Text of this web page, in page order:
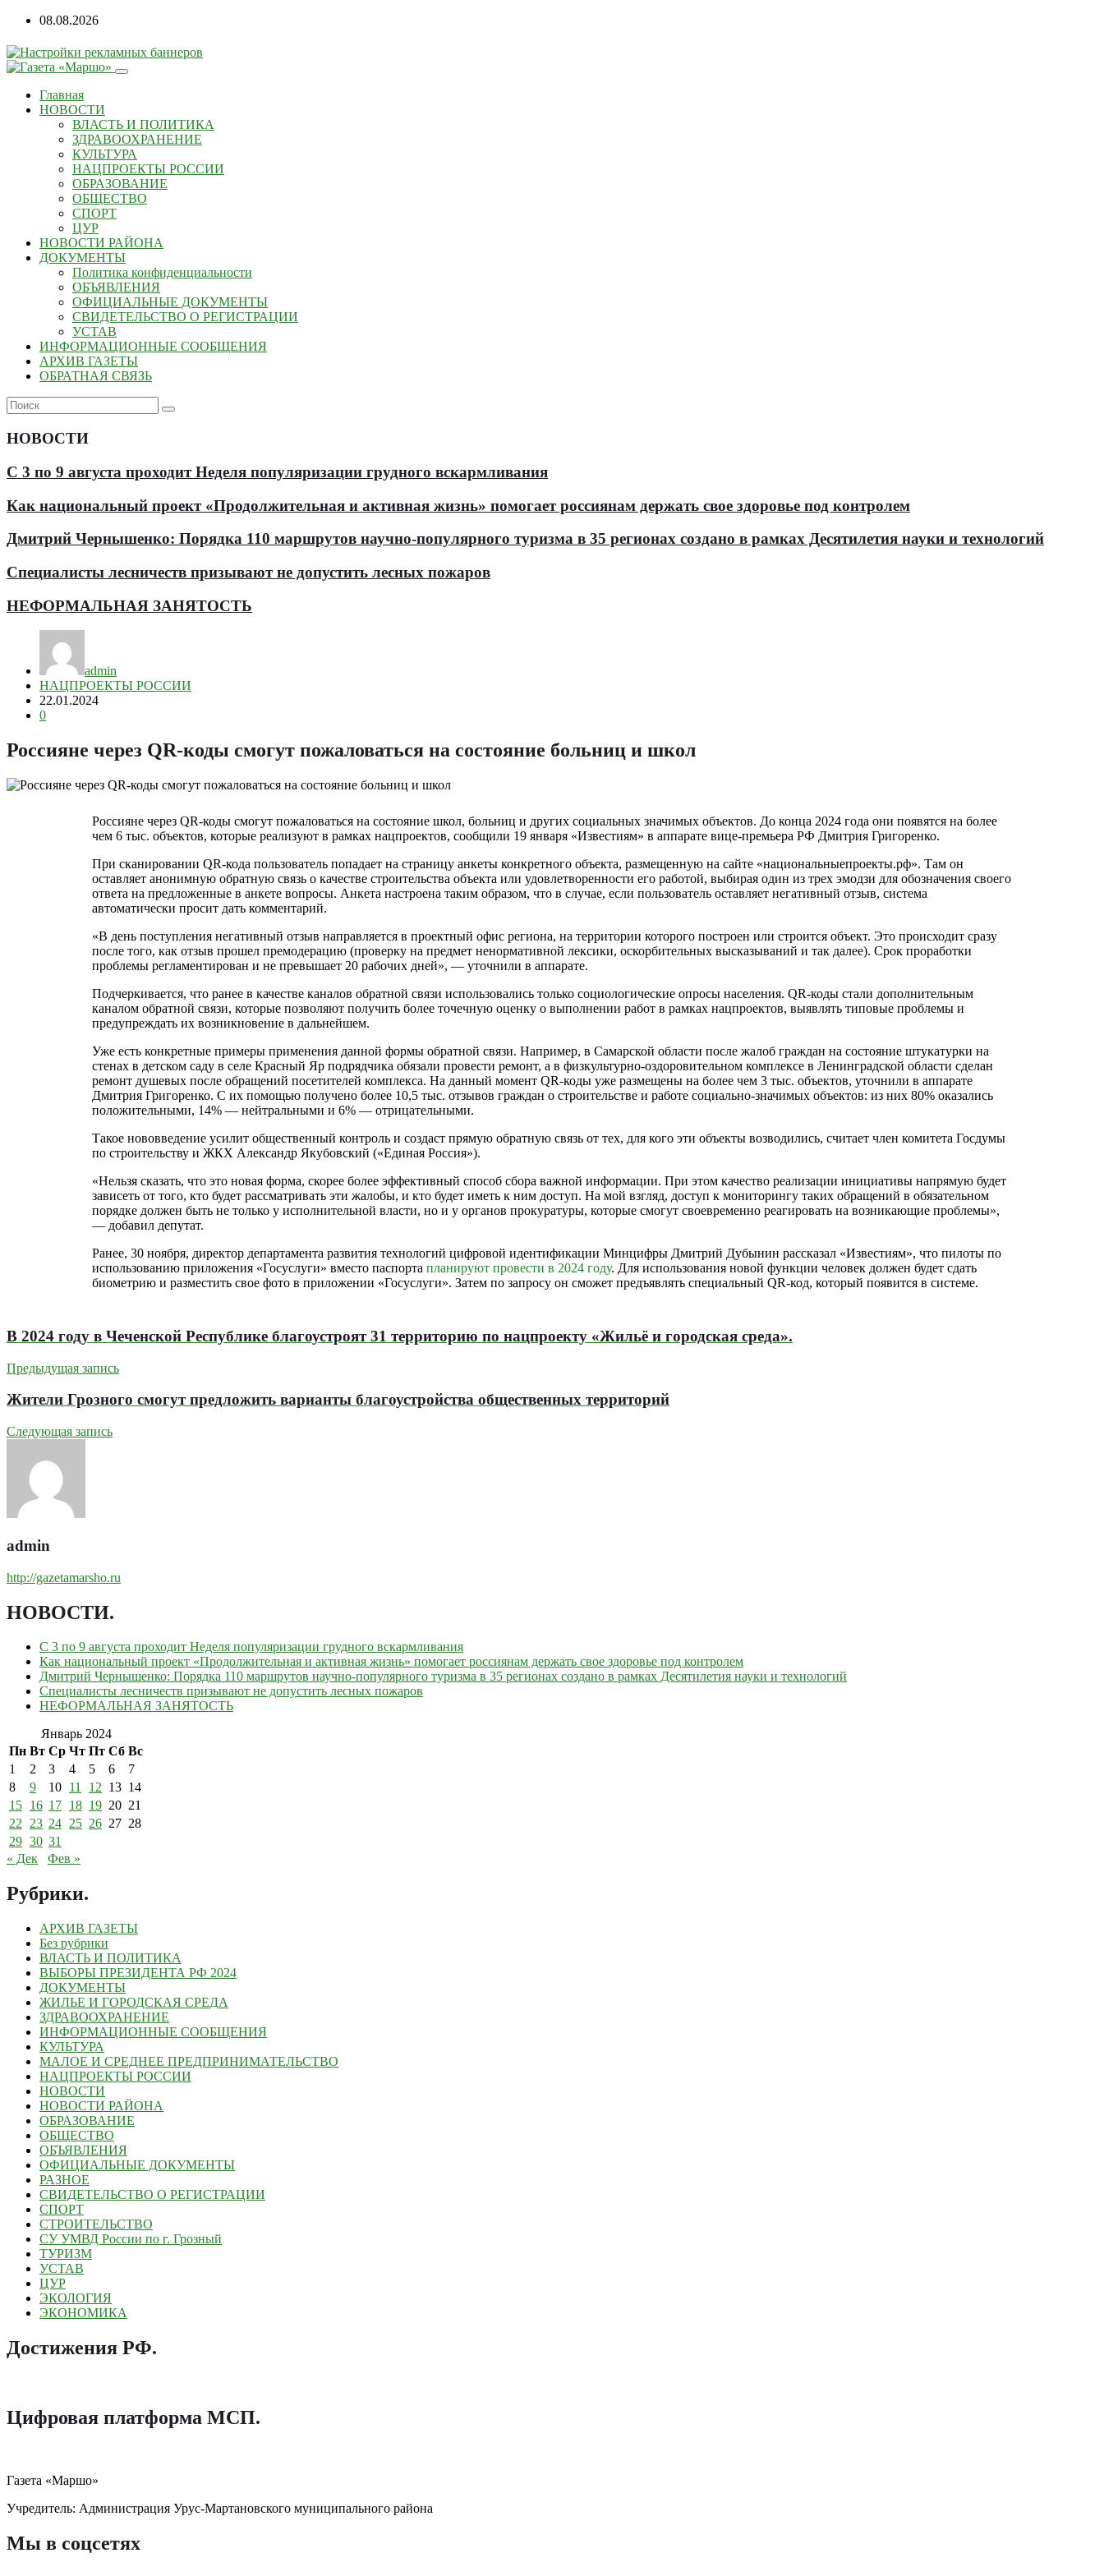
08.08.2026
Главная
НОВОСТИ
ВЛАСТЬ И ПОЛИТИКА
ЗДРАВООХРАНЕНИЕ
КУЛЬТУРА
НАЦПРОЕКТЫ РОССИИ
ОБРАЗОВАНИЕ
ОБЩЕСТВО
СПОРТ
ЦУР
НОВОСТИ РАЙОНА
ДОКУМЕНТЫ
Политика конфиденциальности
ОБЪЯВЛЕНИЯ
ОФИЦИАЛЬНЫЕ ДОКУМЕНТЫ
СВИДЕТЕЛЬСТВО О РЕГИСТРАЦИИ
УСТАВ
ИНФОРМАЦИОННЫЕ СООБЩЕНИЯ
АРХИВ ГАЗЕТЫ
ОБРАТНАЯ СВЯЗЬ
НОВОСТИ
С 3 по 9 августа проходит Неделя популяризации грудного вскармливания
Как национальный проект «Продолжительная и активная жизнь» помогает россиянам держать свое здоровье под контролем
Дмитрий Чернышенко: Порядка 110 маршрутов научно-популярного туризма в 35 регионах создано в рамках Десятилетия науки и технологий
Специалисты лесничеств призывают не допустить лесных пожаров
НЕФОРМАЛЬНАЯ ЗАНЯТОСТЬ
admin
НАЦПРОЕКТЫ РОССИИ
22.01.2024
0
Россияне через QR-коды смогут пожаловаться на состояние больниц и школ
Россияне через QR-коды смогут пожаловаться на состояние школ, больниц и других социальных значимых объектов. До конца 2024 года они появятся на более
чем 6 тыс. объектов, которые реализуют в рамках нацпроектов, сообщили 19 января «Известиям» в аппарате вице-премьера РФ Дмитрия Григоренко.
При сканировании QR-кода пользователь попадает на страницу анкеты конкретного объекта, размещенную на сайте «национальныепроекты.рф». Там он
оставляет анонимную обратную связь о качестве строительства объекта или удовлетворенности его работой, выбирая один из трех эмодзи для обозначения своего
ответа на предложенные в анкете вопросы. Анкета настроена таким образом, что в случае, если пользователь оставляет негативный отзыв, система
автоматически просит дать комментарий.
«В день поступления негативный отзыв направляется в проектный офис региона, на территории которого построен или строится объект. Это происходит сразу
после того, как отзыв прошел премодерацию (проверку на предмет ненормативной лексики, оскорбительных высказываний и так далее). Срок проработки
проблемы регламентирован и не превышает 20 рабочих дней», — уточнили в аппарате.
Подчеркивается, что ранее в качестве каналов обратной связи использовались только социологические опросы населения. QR-коды стали дополнительным
каналом обратной связи, которые позволяют получить более точечную оценку о выполнении работ в рамках нацпроектов, выявлять типовые проблемы и
предупреждать их возникновение в дальнейшем.
Уже есть конкретные примеры применения данной формы обратной связи. Например, в Самарской области после жалоб граждан на состояние штукатурки на
стенах в детском саду в селе Красный Яр подрядчика обязали провести ремонт, а в физкультурно-оздоровительном комплексе в Ленинградской области сделан
ремонт душевых после обращений посетителей комплекса. На данный момент QR-коды уже размещены на более чем 3 тыс. объектов, уточнили в аппарате
Дмитрия Григоренко. С их помощью получено более 10,5 тыс. отзывов граждан о строительстве и работе социально-значимых объектов: из них 80% оказались
положительными, 14% — нейтральными и 6% — отрицательными.
Такое нововведение усилит общественный контроль и создаст прямую обратную связь от тех, для кого эти объекты возводились, считает член комитета Госдумы
по строительству и ЖКХ Александр Якубовский («Единая Россия»).
«Нельзя сказать, что это новая форма, скорее более эффективный способ сбора важной информации. При этом качество реализации инициативы напрямую будет
зависеть от того, кто будет рассматривать эти жалобы, и кто будет иметь к ним доступ. На мой взгляд, доступ к мониторингу таких обращений в обязательном
порядке должен быть не только у исполнительной власти, но и у органов прокуратуры, которые смогут своевременно реагировать на возникающие проблемы»,
— добавил депутат.
Ранее, 30 ноября, директор департамента развития технологий цифровой идентификации Минцифры Дмитрий Дубынин рассказал «Известиям», что пилоты по
использованию приложения «Госуслуги» вместо паспорта планируют провести в 2024 году. Для использования новой функции человек должен будет сдать
биометрию и разместить свое фото в приложении «Госуслуги». Затем по запросу он сможет предъявлять специальный QR-код, который появится в системе.
В 2024 году в Чеченской Республике благоустроят 31 территорию по нацпроекту «Жильё и городская среда».
Предыдущая запись
Жители Грозного смогут предложить варианты благоустройства общественных территорий
Следующая запись
admin
http://gazetamarsho.ru
НОВОСТИ.
С 3 по 9 августа проходит Неделя популяризации грудного вскармливания
Как национальный проект «Продолжительная и активная жизнь» помогает россиянам держать свое здоровье под контролем
Дмитрий Чернышенко: Порядка 110 маршрутов научно-популярного туризма в 35 регионах создано в рамках Десятилетия науки и технологий
Специалисты лесничеств призывают не допустить лесных пожаров
НЕФОРМАЛЬНАЯ ЗАНЯТОСТЬ
Январь 2024
Пн Вт Ср Чт Пт Сб Вс
1
2 3 4 5 6
7
8
9 10 11 12 13 14
15 16 17 18 19 20 21
22 23 24 25 26 27 28
29 30 31
« Дек
Фев »
Рубрики.
АРХИВ ГАЗЕТЫ
Без рубрики
ВЛАСТЬ И ПОЛИТИКА
ВЫБОРЫ ПРЕЗИДЕНТА РФ 2024
ДОКУМЕНТЫ
ЖИЛЬЕ И ГОРОДСКАЯ СРЕДА
ЗДРАВООХРАНЕНИЕ
ИНФОРМАЦИОННЫЕ СООБЩЕНИЯ
КУЛЬТУРА
МАЛОЕ И СРЕДНЕЕ ПРЕДПРИНИМАТЕЛЬСТВО
НАЦПРОЕКТЫ РОССИИ
НОВОСТИ
НОВОСТИ РАЙОНА
ОБРАЗОВАНИЕ
ОБЩЕСТВО
ОБЪЯВЛЕНИЯ
ОФИЦИАЛЬНЫЕ ДОКУМЕНТЫ
РАЗНОЕ
СВИДЕТЕЛЬСТВО О РЕГИСТРАЦИИ
СПОРТ
СТРОИТЕЛЬСТВО
СУ УМВД России по г. Грозный
ТУРИЗМ
УСТАВ
ЦУР
ЭКОЛОГИЯ
ЭКОНОМИКА
Достижения РФ.
Цифровая платформа МСП.
Газета «Маршо»
Учредитель: Администрация Урус-Мартановского муниципального района
Мы в соцсетях